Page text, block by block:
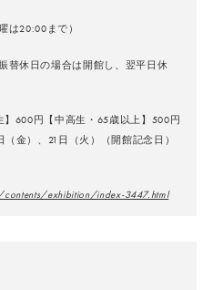
は20:00まで）
替休日の場合は開館し、翌平日休
】600円【中高生・65歳以上】500円
（金）、21日（火）（開館記念日）
exhibition/index-3447.html